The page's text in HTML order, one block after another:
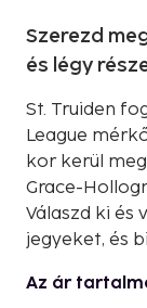
Szerezd
és légy
St. Truiden
League
kor kerül
Grace-
Válaszd ki és
jegyeket, és
Az ár